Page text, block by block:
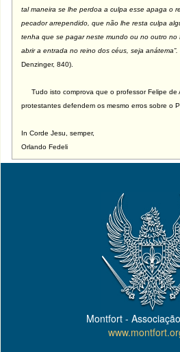
tal maneira se lhe perdoa a culpa esse apaga o
pecador arrependido, que não lhe resta culpa
tenha que se pagar neste mundo ou no outro no
abrir a entrada no reino dos céus, seja anátema”.
Denzinger, 840).
Tudo isto comprova que o professor Felipe de
protestantes defendem os mesmo erros sobre o
In Corde Jesu, semper,
Orlando Fedeli
Montfort -